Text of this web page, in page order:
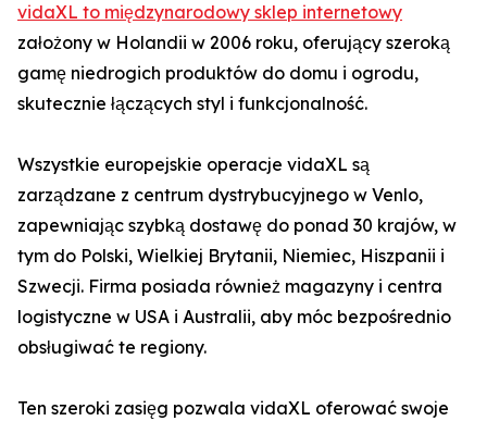
vidaXL to międzynarodowy sklep internetowy
założony w Holandii w 2006 roku, oferujący szeroką
gamę niedrogich produktów do domu i ogrodu,
skutecznie łączących styl i funkcjonalność.
Wszystkie europejskie operacje vidaXL są
zarządzane z centrum dystrybucyjnego w Venlo,
zapewniając szybką dostawę do ponad 30 krajów, w
tym do Polski, Wielkiej Brytanii, Niemiec, Hiszpanii i
Szwecji. Firma posiada również magazyny i centra
logistyczne w USA i Australii, aby móc bezpośrednio
obsługiwać te regiony.
Ten szeroki zasięg pozwala vidaXL oferować swoje